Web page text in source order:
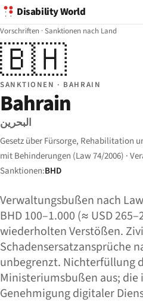
Disability World
Vorschriften ·Sanktionen nach Land
🇧🇭
SANKTIONEN · BAHRAIN
Bahrain
البحرين
Gesetz über Fürsorge, Rehabilitation
mit Behinderungen (Law 74/2006) ·
Sanktionen:BHD
Verwaltungsbußen nach
BHD 100–1.000 (≈ USD
wiederholten Verstößen.
Schadensersatzansprüche
unbegrenzt. Nichterfüllung
Ministeriumsbußen aus; die
Genehmigung digitaler